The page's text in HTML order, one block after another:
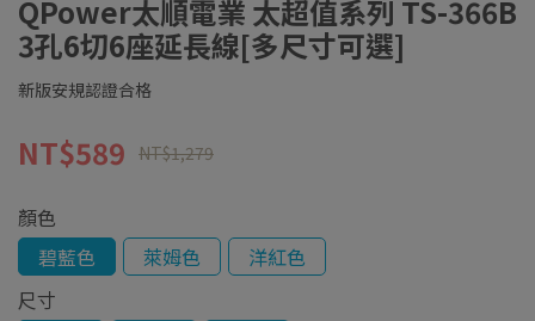
QPower太順電業 太超值系列 TS-366B
3孔6切6座延長線[多尺寸可選]
新版安規認證合格
NT$589 NT$1,279
顏色
碧藍色
萊姆色
洋紅色
尺寸